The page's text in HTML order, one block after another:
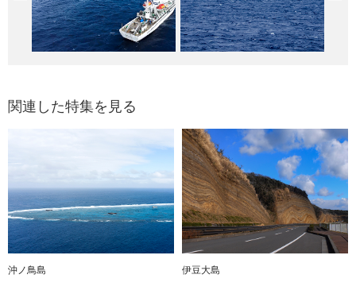
関連した特集を見る
沖ノ鳥島 伊豆大島